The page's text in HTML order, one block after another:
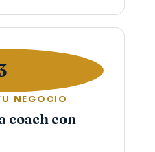
NEGOCIO
coach con